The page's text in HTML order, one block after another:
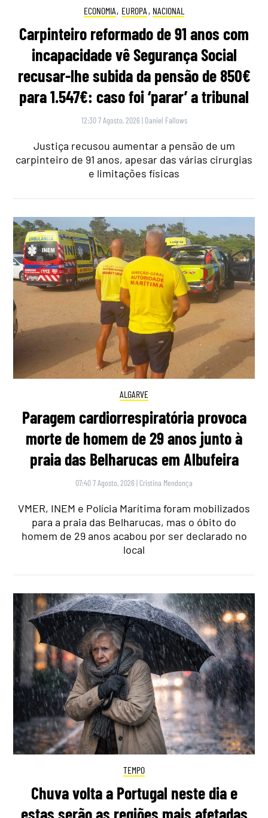
ECONOMIA, EUROPA , NACIONAL
Carpinteiro reformado de 91 anos com
incapacidade vê Segurança Social
recusar-lhe subida da pensão de 850€
para 1.547€: caso foi ‘parar’ a tribunal
12:30 7 Agosto, 2026 | Daniel Fallows
Justiça recusou aumentar a pensão de um
carpinteiro de 91 anos, apesar das várias cirurgias
e limitações físicas
ALGARVE
Paragem cardiorrespiratória provoca
morte de homem de 29 anos junto à
praia das Belharucas em Albufeira
07:40 7 Agosto, 2026 | Cristina Mendonça
VMER, INEM e Polícia Marítima foram mobilizados
para a praia das Belharucas, mas o óbito do
homem de 29 anos acabou por ser declarado no
local
TEMPO
Chuva volta a Portugal neste dia e